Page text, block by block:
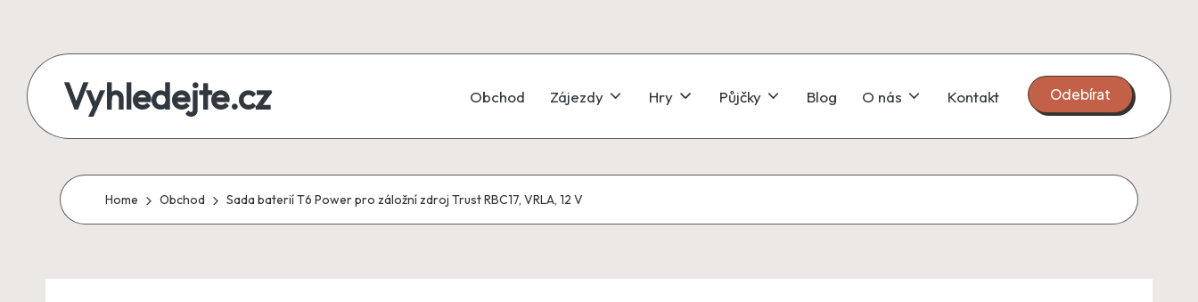
content
Vyhledejte.cz
produkty
i
Obchod Zájezdy Hry Půjčky Blog O nás Kontakt Odebírat
Home Obchod Sada baterií T6 Power pro záložní zdroj Trust RBC17, VRLA, 12 V